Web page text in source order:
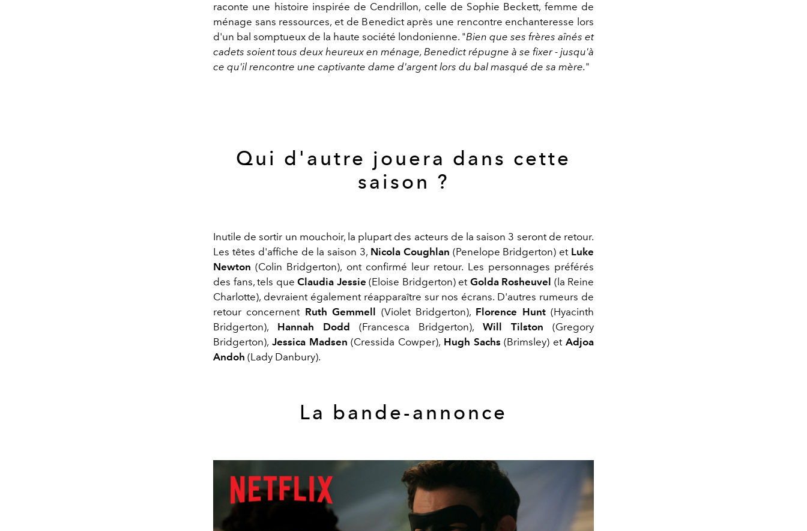
raconte une histoire inspirée de Cendrillon, celle de Sophie Beckett, femme de
ménage sans ressources, et de Benedict après une rencontre enchanteresse lors
d'un bal somptueux de la haute société londonienne. "Bien que ses frères aînés et
cadets soient tous deux heureux en ménage, Benedict répugne à se fixer - jusqu'à
ce qu'il rencontre une captivante dame d'argent lors du bal masqué de sa mère."
Qui d'autre jouera dans cette
saison ?
Inutile de sortir un mouchoir, la plupart des acteurs de la saison 3 seront de retour.
Les têtes d'affiche de la saison 3, Nicola Coughlan (Penelope Bridgerton) et Luke
Newton (Colin Bridgerton), ont confirmé leur retour. Les personnages préférés
des fans, tels que Claudia Jessie (Eloise Bridgerton) et Golda Rosheuvel (la Reine
Charlotte), devraient également réapparaître sur nos écrans. D'autres rumeurs de
retour concernent Ruth Gemmell (Violet Bridgerton), Florence Hunt (Hyacinth
Bridgerton), Hannah Dodd (Francesca Bridgerton), Will Tilston (Gregory
Bridgerton), Jessica Madsen (Cressida Cowper), Hugh Sachs (Brimsley) etAdjoa
Andoh (Lady Danbury).
La bande-annonce